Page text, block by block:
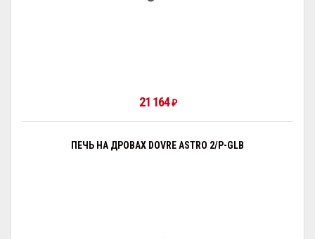
21 164₽
ПЕЧЬ НА ДРОВАХ DOVRE ASTRO 2/P-GLB